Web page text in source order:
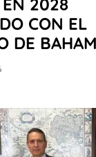
2028
CON EL
DE